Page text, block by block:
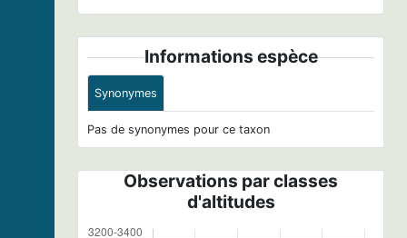
Informations espèce
Synonymes
Pas de synonymes pour ce taxon
Observations par classes
d'altitudes